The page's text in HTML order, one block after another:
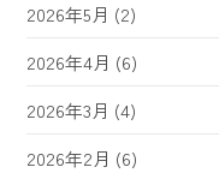
2026年5月 (2)
2026年4月 (6)
2026年3月 (4)
2026年2月 (6)